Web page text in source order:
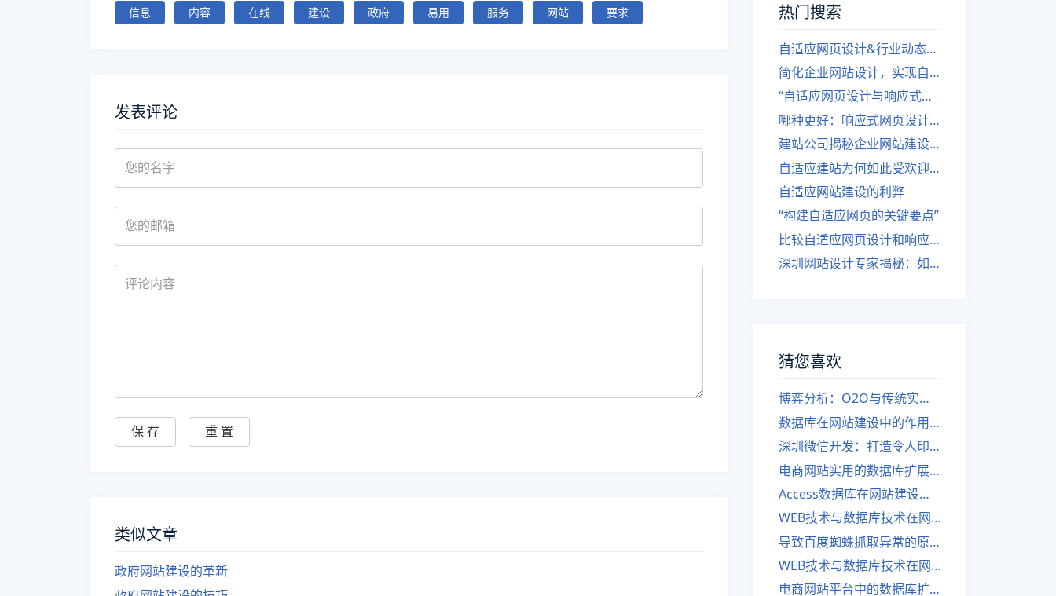
信息 内容 在线 建设 政府 易用 服务 网站 要求
发表评论
类似文章
政府网站建设的革新
热门搜索
自适应网页设计&行业动态，关注建站。
简化企业网站设计，实现自适应设计的方法
“自适应网页设计与响应式网站建设的异同”
哪种更好：响应式网页设计还是自适应网站？
建站公司揭秘企业网站建设核心原则
自适应建站为何如此受欢迎？
自适应网站建设的利弊
“构建自适应网页的关键要点”
比较自适应网页设计和响应式网站的差异
深圳网站设计专家揭秘：如何实现自适应网页设计
猜您喜欢
博弈分析：O2O与传统实体经济之间的竞争
数据库在网站建设中的作用是什么？
深圳微信开发：打造令人印象深刻的微信公众号文章标题技巧
电商网站实用的数据库扩展方案
Access数据库在网站建设中的应用
WEB技术与数据库技术在网站建设中的应用对比
导致百度蜘蛛抓取异常的原因
WEB技术与数据库技术在网站建设中的应用比较
电商网站平台中的数据库扩展立方应用实践